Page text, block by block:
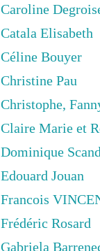
Caroline
Catala Elisabeth
Céline Bouyer
Christine Pau
Christophe,
Claire Marie et
Dominique
Edouard Jouan
Francois
Frédéric Rosard
Gabriela